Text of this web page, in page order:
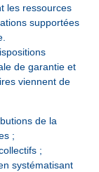
les ressources
supportées
de garantie et
viennent de
de la
;
;
systématisant